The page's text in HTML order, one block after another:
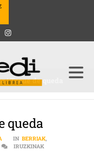
| Toque de queda
queda
IN BERRIAK,
IRUZKINAK
DE QUEDA SARRERAN